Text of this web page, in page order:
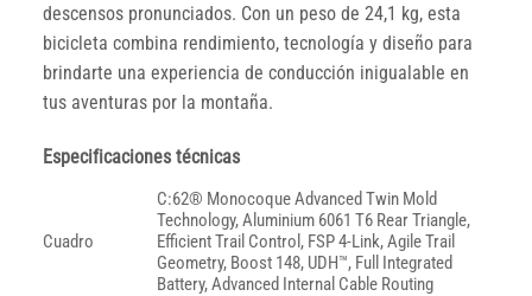
descensos pronunciados. Con un peso de 24,1 kg, esta
bicicleta combina rendimiento, tecnología y diseño para
brindarte una experiencia de conducción inigualable en
tus aventuras por la montaña.
Especificaciones técnicas
Cuadro
C:62® Monocoque Advanced Twin Mold
Technology, Aluminium 6061 T6 Rear Triangle,
Efficient Trail Control, FSP 4-Link, Agile Trail
Geometry, Boost 148, UDH™, Full Integrated
Battery, Advanced Internal Cable Routing